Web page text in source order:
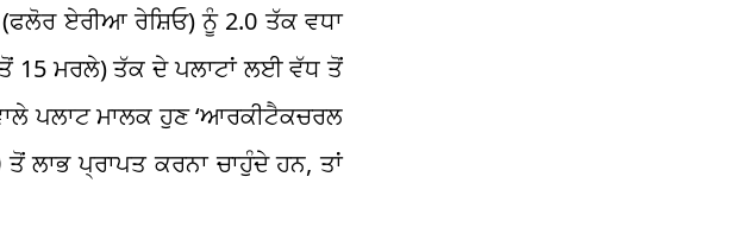
ਏਰੀਆ ਰੇਸ਼ਿਓ) ਨੂੰ 2.0 ਤੱਕ ਵਧਾ
15 ਮਰਲੇ) ਤੱਕ ਦੇ ਪਲਾਟਾਂ ਲਈ ਵੱਧ ਤੋਂ
ਪਲਾਟ ਮਾਲਕ ਹੁਣ ‘ਆਰਕੀਟੈਕਚਰਲ
ਲਾਭ ਪ੍ਰਾਪਤ ਕਰਨਾ ਚਾਹੁੰਦੇ ਹਨ, ਤਾਂ